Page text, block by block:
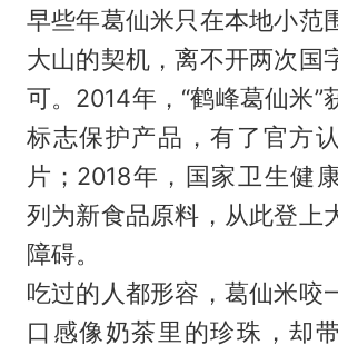
早些年葛仙米只在本地小范
大山的契机，离不开两次国
可。2014年，“鹤峰葛仙米”
标志保护产品，有了官方
片；2018年，国家卫生健
列为新食品原料，从此登上
障碍。
吃过的人都形容，葛仙米咬
口感像奶茶里的珍珠，却